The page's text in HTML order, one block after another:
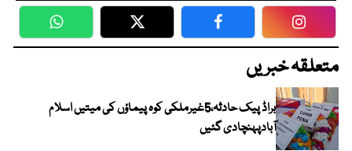
WhatsApp Twitter Facebook
متعلقہ خبریں
براڈ پیک حادثہ،5غیرملکی کوہ پیماؤں کی میتیں اسلام
آبادپہنچادی گئیں